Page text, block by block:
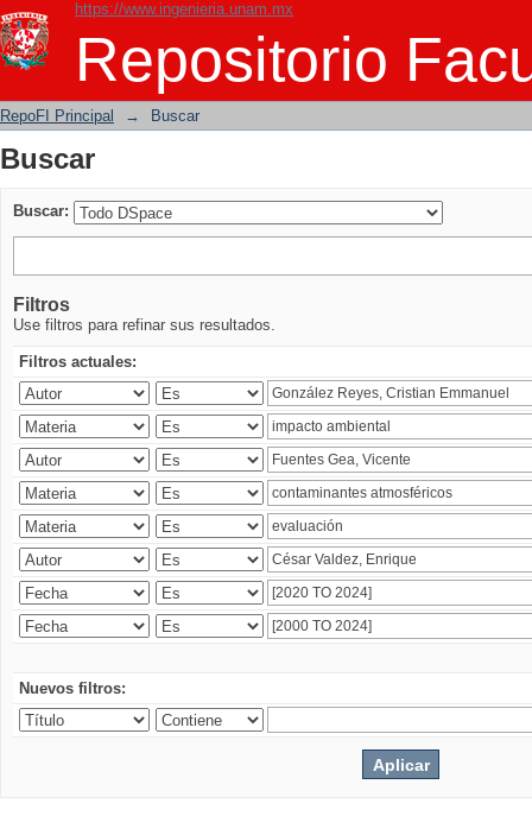
https://www.ingenieria.unam.mx
Repositorio
Buscar
RepoFI Principal → Buscar
Buscar
Buscar:
Filtros
Use filtros para refinar sus resultados.
Filtros actuales:
Nuevos filtros: